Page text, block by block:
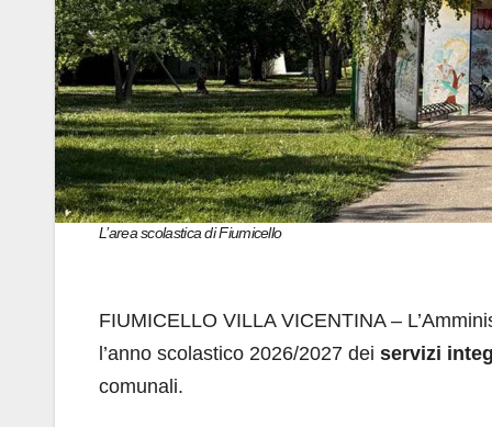
L’area scolastica di Fiumicello
FIUMICELLO VILLA VICENTINA –
l’anno scolastico 2026/2027 dei servizi
comunali.